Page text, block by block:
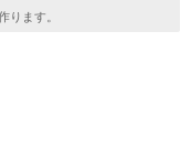
ります。